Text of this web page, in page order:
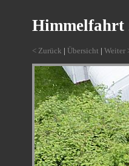
Himmelfahrt
< Zurück | Übersicht |Weiter